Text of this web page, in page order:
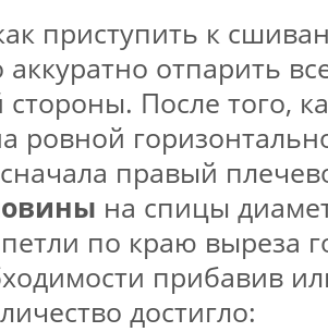
приступить к
отпарить
После того,
ровной
правый
на спицы
по краю выреза
прибавив
достигло: